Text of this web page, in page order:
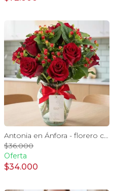
$36.000
Oferta
$34.000